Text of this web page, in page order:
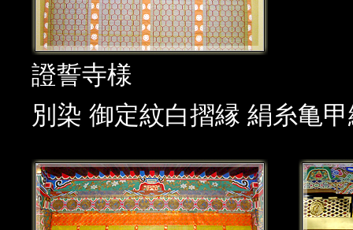
證誓寺様
別染 御定紋白摺縁 絹糸亀